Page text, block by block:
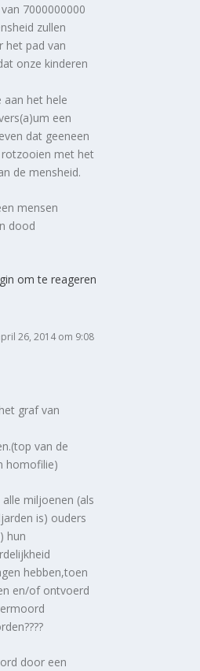
7000000000
zullen
het pad van
onze kinderen
aan het hele
een
dat geeneen
rotzooien met het
de mensheid.
mensen
dood
om te reageren
26, 2014 om 9:08
graf van
van de
homofilie)
miljoenen (als
is) ouders
hun
hebben,toen
en/of ontvoerd
door een